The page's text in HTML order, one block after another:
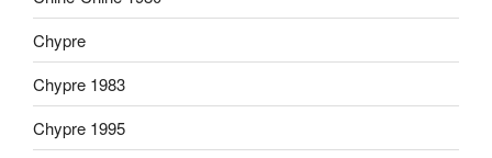
Chypre
Chypre 1983
Chypre 1995